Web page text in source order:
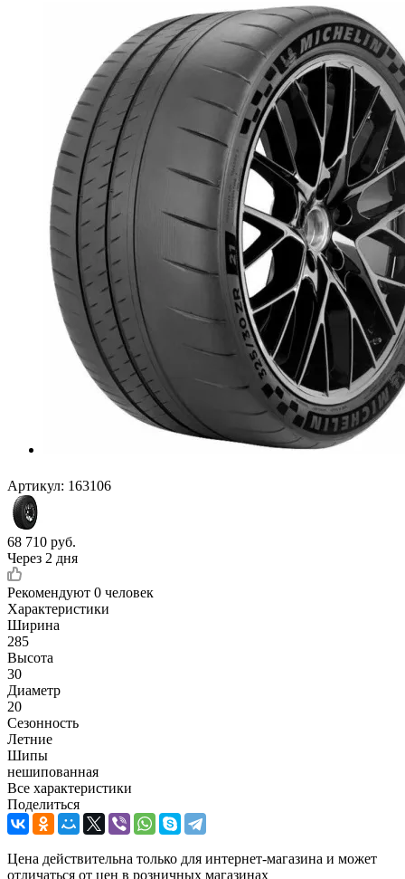
Артикул: 163106
68 710 руб.
Через 2 дня
Рекомендуют 0 человек
Характеристики
Ширина
285
Высота
30
Диаметр
20
Сезонность
Летние
Шипы
нешипованная
Все характеристики
Поделиться
Цена действительна только для интернет-магазина и может
отличаться от цен в розничных магазинах